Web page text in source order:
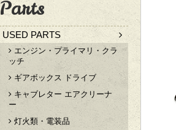
Parts
USED PARTS
エンジン・プライマリ・クラ
ッチ
ギアボックス ドライブ
キャブレター エアクリーナ
ー
灯火類・電装品